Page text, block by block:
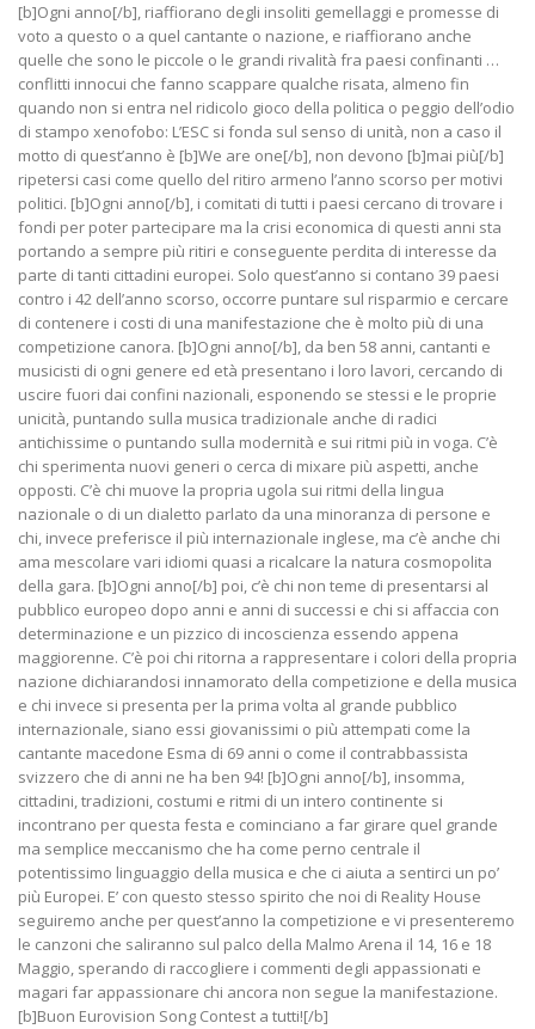
[b]Ogni anno[/b], riaffiorano degli insoliti gemellaggi e promesse di
voto a questo o a quel cantante o nazione, e riaffiorano anche
quelle che sono le piccole o le grandi rivalità fra paesi confinanti …
conflitti innocui che fanno scappare qualche risata, almeno fin
quando non si entra nel ridicolo gioco della politica o peggio dell’odio
di stampo xenofobo: L’ESC si fonda sul senso di unità, non a caso il
motto di quest’anno è [b]We are one[/b], non devono [b]mai più[/b]
ripetersi casi come quello del ritiro armeno l’anno scorso per motivi
politici. [b]Ogni anno[/b], i comitati di tutti i paesi cercano di trovare i
fondi per poter partecipare ma la crisi economica di questi anni sta
portando a sempre più ritiri e conseguente perdita di interesse da
parte di tanti cittadini europei. Solo quest’anno si contano 39 paesi
contro i 42 dell’anno scorso, occorre puntare sul risparmio e cercare
di contenere i costi di una manifestazione che è molto più di una
competizione canora. [b]Ogni anno[/b], da ben 58 anni, cantanti e
musicisti di ogni genere ed età presentano i loro lavori, cercando di
uscire fuori dai confini nazionali, esponendo se stessi e le proprie
unicità, puntando sulla musica tradizionale anche di radici
antichissime o puntando sulla modernità e sui ritmi più in voga. C’è
chi sperimenta nuovi generi o cerca di mixare più aspetti, anche
opposti. C’è chi muove la propria ugola sui ritmi della lingua
nazionale o di un dialetto parlato da una minoranza di persone e
chi, invece preferisce il più internazionale inglese, ma c’è anche chi
ama mescolare vari idiomi quasi a ricalcare la natura cosmopolita
della gara. [b]Ogni anno[/b] poi, c’è chi non teme di presentarsi al
pubblico europeo dopo anni e anni di successi e chi si affaccia con
determinazione e un pizzico di incoscienza essendo appena
maggiorenne. C’è poi chi ritorna a rappresentare i colori della propria
nazione dichiarandosi innamorato della competizione e della musica
e chi invece si presenta per la prima volta al grande pubblico
internazionale, siano essi giovanissimi o più attempati come la
cantante macedone Esma di 69 anni o come il contrabbassista
svizzero che di anni ne ha ben 94! [b]Ogni anno[/b], insomma,
cittadini, tradizioni, costumi e ritmi di un intero continente si
incontrano per questa festa e cominciano a far girare quel grande
ma semplice meccanismo che ha come perno centrale il
potentissimo linguaggio della musica e che ci aiuta a sentirci un po’
più Europei. E’ con questo stesso spirito che noi di Reality House
seguiremo anche per quest’anno la competizione e vi presenteremo
le canzoni che saliranno sul palco della Malmo Arena il 14, 16 e 18
Maggio, sperando di raccogliere i commenti degli appassionati e
magari far appassionare chi ancora non segue la manifestazione.
[b]Buon Eurovision Song Contest a tutti![/b]